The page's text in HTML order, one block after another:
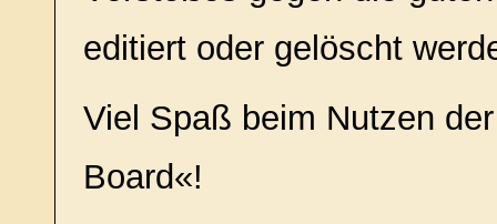
editiert oder gelöscht
Viel Spaß beim Nutzen
Board«!